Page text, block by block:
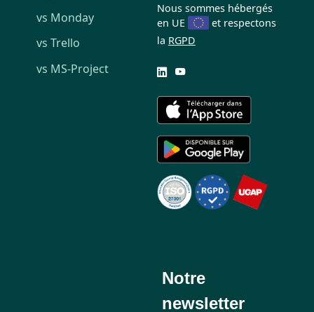
vs Monday
vs Trello
vs MS-Project
Nous sommes hébergés
en UE
et respectons
la RGPD